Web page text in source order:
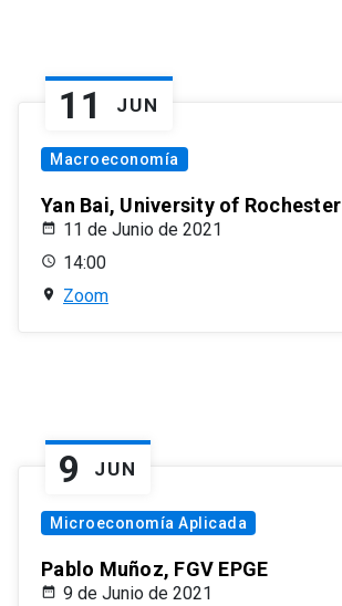
11 JUN
Macroeconomía
Yan Bai, University of Rochester
11 de Junio de 2021
14:00
Zoom
9 JUN
Microeconomía Aplicada
Pablo Muñoz, FGV EPGE
9 de Junio de 2021